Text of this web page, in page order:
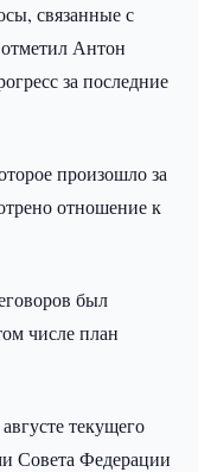
связанные с
Антон
за последние
произошло за
отношение к
был
числе план
текущего
Совета Федерации